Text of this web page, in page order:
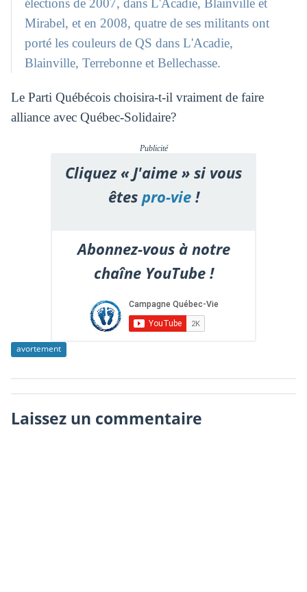
élections de 2007, dans L'Acadie, Blainville et
Mirabel, et en 2008, quatre de ses militants ont
porté les couleurs de QS dans L'Acadie,
Blainville, Terrebonne et Bellechasse.
Le Parti Québécois choisira-t-il vraiment de faire
alliance avec Québec-Solidaire?
Publicité
Cliquez « J'aime » si vous
êtespro-vie!
Abonnez-vous à notre
chaîne YouTube !
avortement
Laissez un commentaire